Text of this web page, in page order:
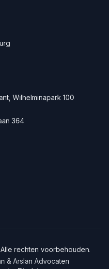
Wilhelminapark 100
364
Alle rechten voorbehouden.
& Arslan Advocaten